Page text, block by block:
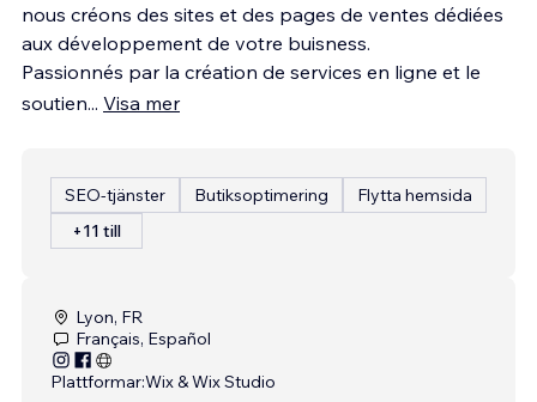
nous créons des sites et des pages de ventes dédiées
aux développement de votre buisness.
Passionnés par la création de services en ligne et le
soutien... Visa mer
SEO-tjänster Butiksoptimering
Flytta hemsida
+11 till
Lyon, FR
Français, Español
Plattformar:Wix & Wix Studio